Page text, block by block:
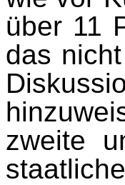
über 11
das
zweite